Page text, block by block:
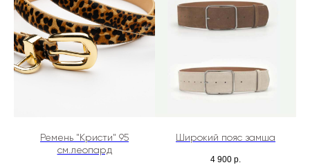
Ремень "Кристи" 95
см.леопард
Широкий пояс замша
4 900 р.